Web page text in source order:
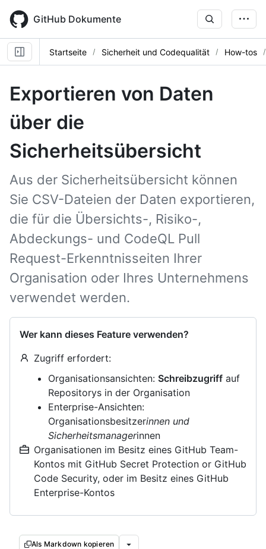
main
content
GitHub Dokumente
Startseite Sicherheit und Codequalität How-tos
Exportieren von Daten
über die
Sicherheitsübersicht
Aus der Sicherheitsübersicht können
Sie CSV-Dateien der Daten exportieren,
die für die Übersichts-, Risiko-,
Abdeckungs- und CodeQL Pull
Request-Erkenntnisseiten Ihrer
Organisation oder Ihres Unternehmens
verwendet werden.
Wer kann dieses Feature verwenden?
Zugriff erfordert:
Organisationsansichten: Schreibzugriff auf
Repositorys in der Organisation
Enterprise-Ansichten:
Organisationsbesitzerinnen und
Sicherheitsmanagerinnen
Organisationen im Besitz eines GitHub Team-
Kontos mit GitHub Secret Protection or GitHub
Code Security, oder im Besitz eines GitHub
Enterprise-Kontos
Als Markdown kopieren